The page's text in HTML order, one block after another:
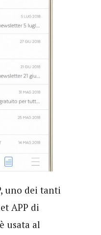
uno dei tanti
APP di
usata al